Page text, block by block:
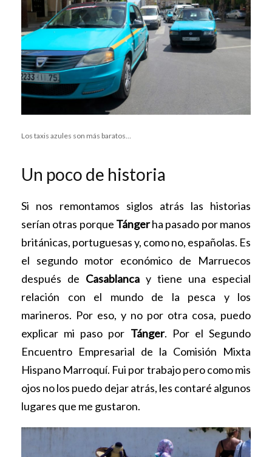
Los taxis azules son más baratos…
Un poco de historia
Si nos remontamos siglos atrás las historias
serían otras porque Tángerha pasado por manos
británicas, portuguesas y, como no, españolas. Es
el segundo motor económico de Marruecos
después de Casablanca y tiene una especial
relación con el mundo de la pesca y los
marineros. Por eso, y no por otra cosa, puedo
explicar mi paso por Tánger. Por el Segundo
Encuentro Empresarial de la Comisión Mixta
Hispano Marroquí. Fui por trabajo pero como mis
ojos no los puedo dejar atrás, les contaré algunos
lugares que me gustaron.